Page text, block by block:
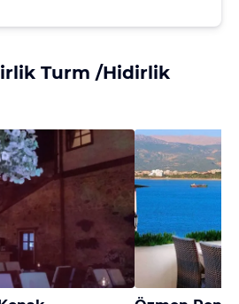
Turm /Hidirlik